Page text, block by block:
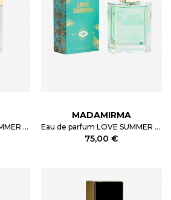
Eau de parfum LOVE SUMMER 30ml
MADAMIRMA
Eau de parfum LOVE SUMMER 100ml
75,00 €